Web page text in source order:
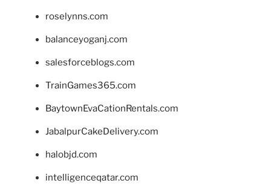
roselynns.com
balanceyoganj.com
salesforceblogs.com
TrainGames365.com
BaytownEvaCationRentals.com
JabalpurCakeDelivery.com
halobjd.com
intelligenceqatar.com